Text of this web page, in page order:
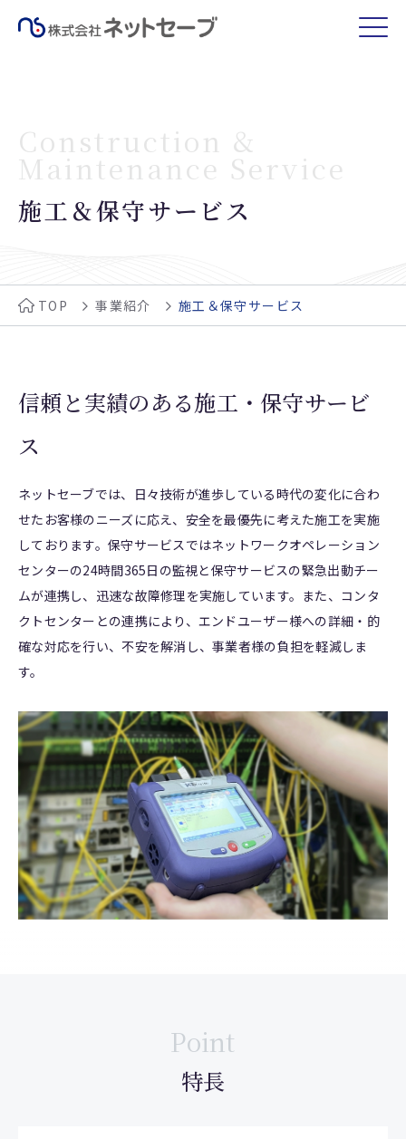
Construction &
Maintenance Service
施工＆保守サービス
TOP 事業紹介 施工＆保守サービス
信頼と実績のある施工・保守サービ
ス
ネットセーブでは、日々技術が進歩している時代の変化に合わ
せたお客様のニーズに応え、安全を最優先に考えた施工を実施
しております。保守サービスではネットワークオペレーション
センターの24時間365日の監視と保守サービスの緊急出動チー
ムが連携し、迅速な故障修理を実施しています。また、コンタ
クトセンターとの連携により、エンドユーザー様への詳細・的
確な対応を行い、不安を解消し、事業者様の負担を軽減しま
す。
Point
特長